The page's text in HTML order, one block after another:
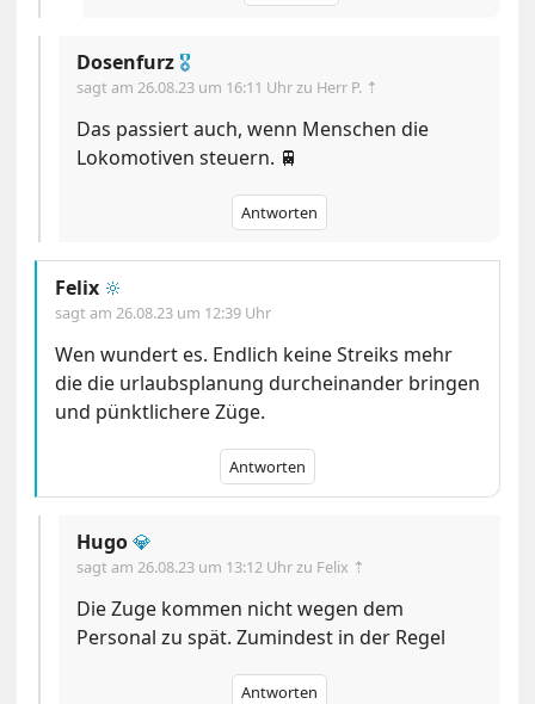
Dosenfurz 🎖
sagt am 26.08.23 um 16:11 Uhr zu Herr P. ⇡
Das passiert auch, wenn Menschen die
Lokomotiven steuern. 🚆
Antworten
Felix 🔆
sagt am 26.08.23 um 12:39 Uhr
Wen wundert es. Endlich keine Streiks mehr
die die urlaubsplanung durcheinander bringen
und pünktlichere Züge.
Antworten
Hugo💎
sagt am 26.08.23 um 13:12 Uhr zu Felix ⇡
Die Zuge kommen nicht wegen dem
Personal zu spät. Zumindest in der Regel
Antworten